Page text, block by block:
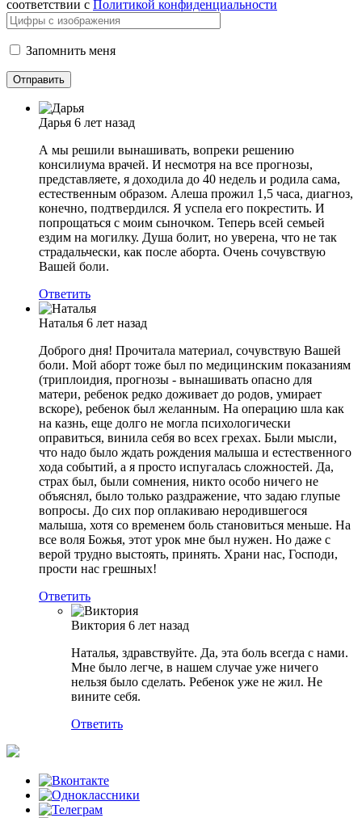
соответствии с Политикой конфиденциальности
Запомнить меня
Дарья 6 лет назад
А мы решили вынашивать, вопреки решению
консилиума врачей. И несмотря на все прогнозы,
представляете, я доходила до 40 недель и родила сама,
естественным образом. Алеша прожил 1,5 часа, диагноз,
конечно, подтвердился. Я успела его покрестить. И
попрощаться с моим сыночком. Теперь всей семьей
ездим на могилку. Душа болит, но уверена, что не так
страдальчески, как после аборта. Очень сочувствую
Вашей боли.
Ответить
Наталья 6 лет назад
Доброго дня! Прочитала материал, сочувствую Вашей
боли. Мой аборт тоже был по медицинским показаниям
(триплоидия, прогнозы - вынашивать опасно для
матери, ребенок редко доживает до родов, умирает
вскоре), ребенок был желанным. На операцию шла как
на казнь, еще долго не могла психологически
оправиться, винила себя во всех грехах. Были мысли,
что надо было ждать рождения малыша и естественного
хода событий, а я просто испугалась сложностей. Да,
страх был, были сомнения, никто особо ничего не
объяснял, было только раздражение, что задаю глупые
вопросы. До сих пор оплакиваю неродившегося
малыша, хотя со временем боль становиться меньше. На
все воля Божья, этот урок мне был нужен. Но даже с
верой трудно выстоять, принять. Храни нас, Господи,
прости нас грешных!
Ответить
Виктория 6 лет назад
Наталья, здравствуйте. Да, эта боль всегда с нами.
Мне было легче, в нашем случае уже ничего
нельзя было сделать. Ребенок уже не жил. Не
вините себя.
Ответить